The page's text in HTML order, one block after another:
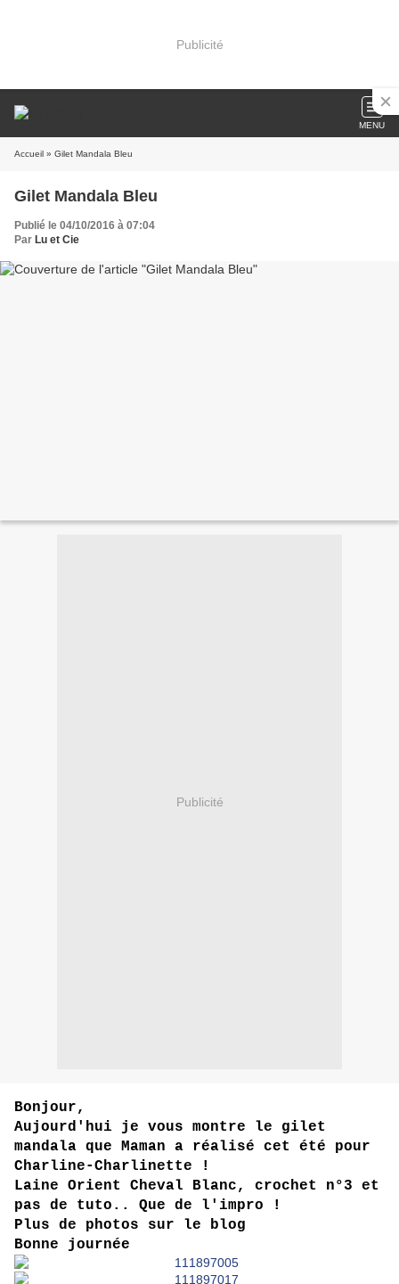
Publicité
MENU
Accueil » Gilet Mandala Bleu
Gilet Mandala Bleu
Publié le 04/10/2016 à 07:04
Par Lu et Cie
Publicité
Bonjour,
Aujourd'hui je vous montre le gilet
mandala que Maman a réalisé cet été pour
Charline-Charlinette !
Laine Orient Cheval Blanc, crochet n°3 et
pas de tuto.. Que de l'impro !
Plus de photos sur le blog
Bonne journée